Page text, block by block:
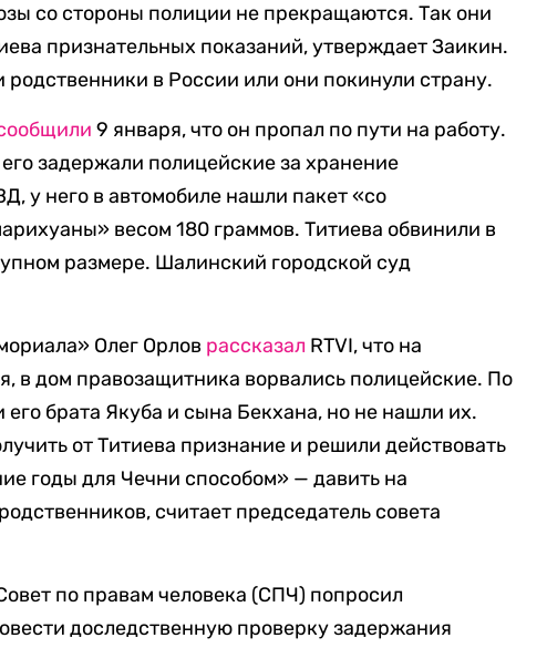
со стороны полиции не прекращаются. Так они
признательных показаний, утверждает Заикин.
родственники в России или они покинули страну.
9 января, что он пропал по пути на работу.
задержали полицейские за хранение
у него в автомобиле нашли пакет «со
весом 180 граммов. Титиева обвинили в
размере. Шалинский городской суд
Олег Орлов рассказал RTVI, что на
в дом правозащитника ворвались полицейские. По
брата Якуба и сына Бекхана, но не нашли их.
от Титиева признание и решили действовать
годы для Чечни способом» — давить на
считает председатель совета
по правам человека (СПЧ) попросил
доследственную проверку задержания